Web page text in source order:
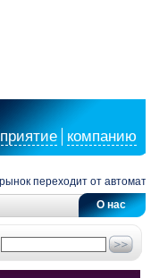
компанию
переходит от
О нас